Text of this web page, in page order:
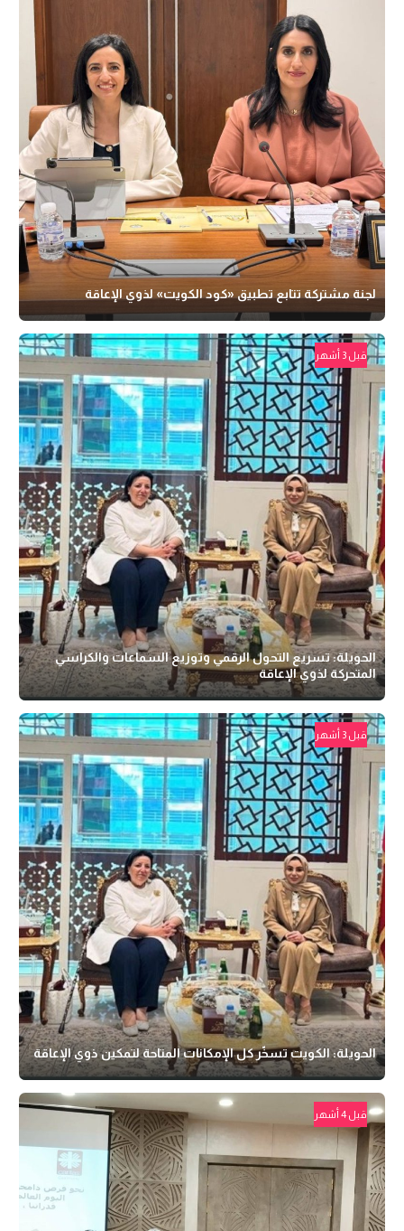
لجنة مشتركة تتابع تطبيق «كود الكويت» لذوي الإعاقة
قبل 3 أشهر
الحويلة: تسريع التحول الرقمي وتوزيع السماعات والكراسي
المتحركة لذوي الإعاقة
قبل 3 أشهر
الحويلة: الكويت تسخّر كل الإمكانات المتاحة لتمكين ذوي الإعاقة
قبل 4 أشهر